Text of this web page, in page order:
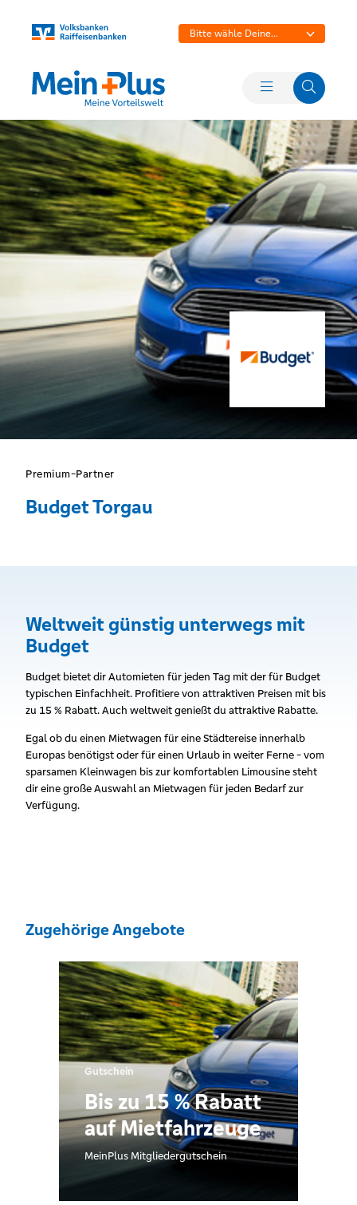
Bitte wähle Deine
Premium-Partner
Budget Torgau
Weltweit günstig unterwegs mit
Budget
Budget bietet dir Automieten für jeden Tag mit der für Budget
typischen Einfachheit. Profitiere von attraktiven Preisen mit bis
zu 15 % Rabatt. Auch weltweit genießt du attraktive Rabatte.
Egal ob du einen Mietwagen für eine Städtereise innerhalb
Europas benötigst oder für einen Urlaub in weiter Ferne - vom
sparsamen Kleinwagen bis zur komfortablen Limousine steht
dir eine große Auswahl an Mietwagen für jeden Bedarf zur
Verfügung.
Zugehörige Angebote
Gutschein
Bis zu 15 % Rabatt
auf Mietfahrzeuge
MeinPlus Mitgliedergutschein